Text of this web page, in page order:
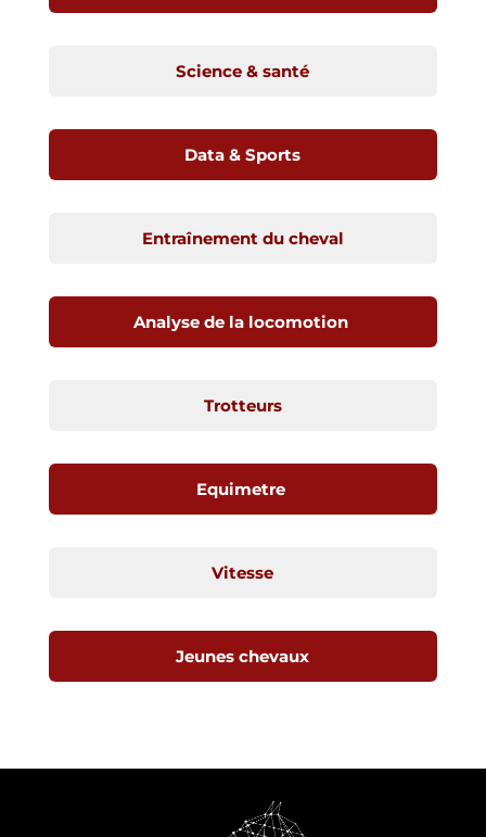
Science & santé
Data & Sports
Entraînement du cheval
Analyse de la locomotion
Trotteurs
Equimetre
Vitesse
Jeunes chevaux